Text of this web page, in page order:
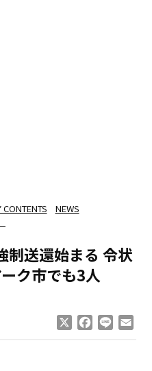
CONTENTS NEWS
制送還始まる 令状
ク市でも3人
Facebook
Line